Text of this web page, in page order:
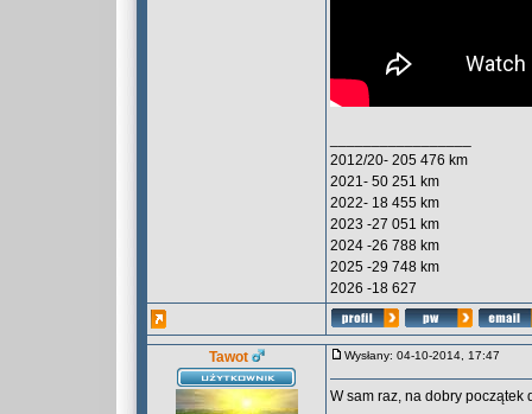
2012/20- 205 476 km
2021- 50 251 km
2022- 18 455 km
2023 -27 051 km
2024 -26 788 km
2025 -29 748 km
2026 -18 627
Tawot Wysłany: 04-10-2014, 17:47
W sam raz, na dobry początek